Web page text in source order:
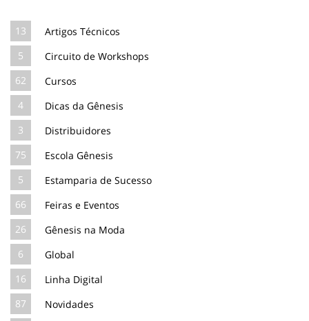
13
Artigos Técnicos
5
Circuito de Workshops
62
Cursos
4
Dicas da Gênesis
3
Distribuidores
75
Escola Gênesis
5
Estamparia de Sucesso
66
Feiras e Eventos
26
Gênesis na Moda
6
Global
16
Linha Digital
87
Novidades